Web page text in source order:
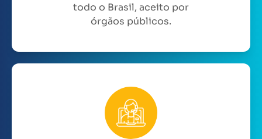
todo o Brasil, aceito por
órgãos públicos.